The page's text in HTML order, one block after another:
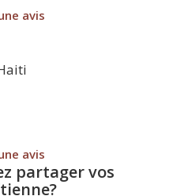
avis
avis
partager vos